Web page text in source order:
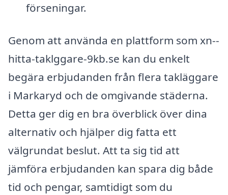
förseningar.
Genom att använda en plattform som xn--
hitta-taklggare-9kb.se kan du enkelt
begära erbjudanden från flera takläggare
i Markaryd och de omgivande städerna.
Detta ger dig en bra överblick över dina
alternativ och hjälper dig fatta ett
välgrundat beslut. Att ta sig tid att
jämföra erbjudanden kan spara dig både
tid och pengar, samtidigt som du